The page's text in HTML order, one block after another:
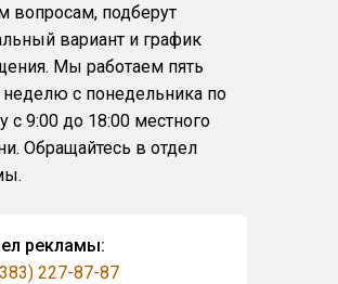
вопросам, подберут
вариант и график
Мы работаем пять
с понедельника по
с 9:00 до 18:00 местного
Обращайтесь в отдел
рекламы:
227-87-87